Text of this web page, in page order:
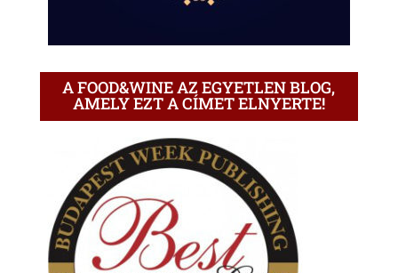
A FOOD&WINE AZ EGYETLEN BLOG,
AMELY EZT A CÍMET ELNYERTE!